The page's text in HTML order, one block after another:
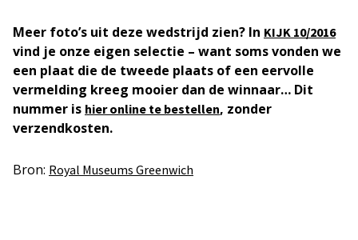
Meer foto’s uit deze wedstrijd zien? In KIJK 10/2016
vind je onze eigen selectie – want soms vonden we
een plaat die de tweede plaats of een eervolle
vermelding kreeg mooier dan de winnaar… Dit
nummer is hier online te bestellen, zonder
verzendkosten.
Bron: Royal Museums Greenwich